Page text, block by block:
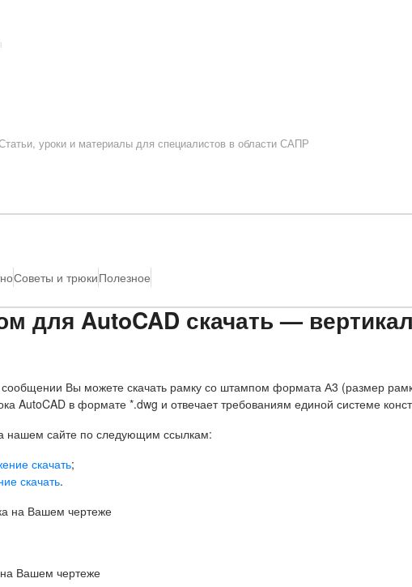
уроки и материалы для специалистов в области САПР
Советы и трюкиПолезное
для AutoCAD скачать —
Вы можете скачать рамку со штампом формата А3 (размер
AutoCAD в формате *.dwg и отвечает требованиям единой системе
нашем сайте по следующим ссылкам:
скачать;
скачать.
на Вашем чертеже
на Вашем чертеже